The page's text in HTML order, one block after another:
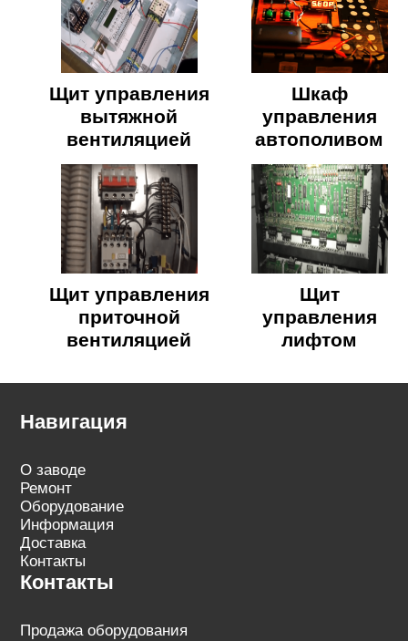
Щит управления
вытяжной
вентиляцией
Шкаф
управления
автополивом
Щит управления
приточной
вентиляцией
Щит
управления
лифтом
Навигация
О заводе
Ремонт
Оборудование
Информация
Доставка
Контакты
Контакты
Продажа оборудования